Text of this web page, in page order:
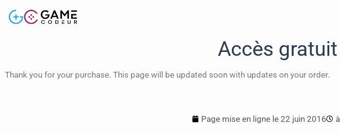
Accès gratuit
Thank you for your purchase. This page will be updated soon with updates on your order.
Page mise en ligne le 22 juin 2016 à